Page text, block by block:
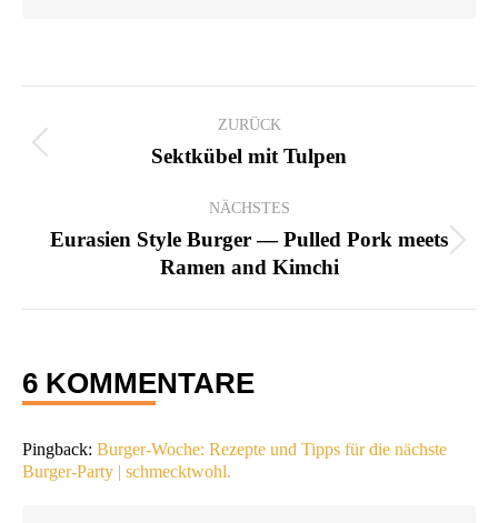
ZURÜCK
Vorheriger
Sektkübel mit Tulpen
NÄCHSTES
Nächster
Beitrag:
Eurasien Style Burger — Pulled Pork meets
Ramen and Kimchi
6 KOMMENTARE
Pingback: Burger-Woche: Rezepte und Tipps für die nächste
Burger-Party | schmecktwohl.